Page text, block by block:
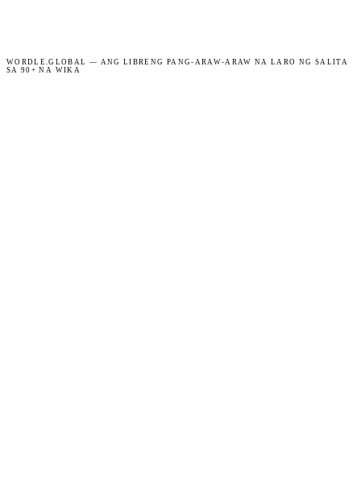
WORDLE.GLOBAL — ANG LIBRENG PANG-ARAW-ARAW NA LARO NG SALITA
SA 90+ NA WIKA